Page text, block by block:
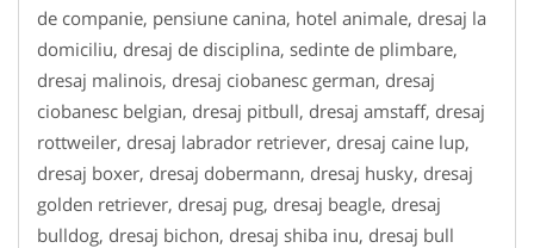
de companie, pensiune canina, hotel animale, dresaj la
domiciliu, dresaj de disciplina, sedinte de plimbare,
dresaj malinois, dresaj ciobanesc german, dresaj
ciobanesc belgian, dresaj pitbull, dresaj amstaff, dresaj
rottweiler, dresaj labrador retriever, dresaj caine lup,
dresaj boxer, dresaj dobermann, dresaj husky, dresaj
golden retriever, dresaj pug, dresaj beagle, dresaj
bulldog, dresaj bichon, dresaj shiba inu, dresaj bull